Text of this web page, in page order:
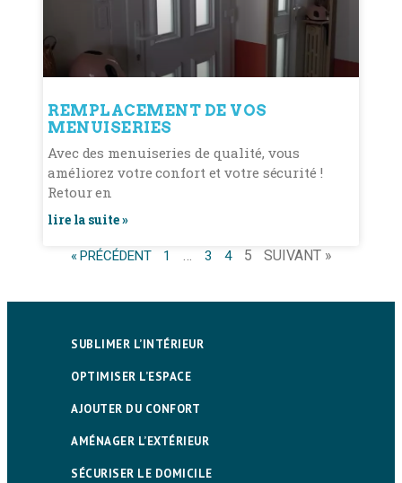
REMPLACEMENT DE VOS
MENUISERIES
Avec des menuiseries de qualité, vous
améliorez votre confort et votre sécurité !
Retour en
lire la suite »
« PRÉCÉDENT 1 … 3 4 5 SUIVANT »
SUBLIMER L’INTÉRIEUR
OPTIMISER L’ESPACE
AJOUTER DU CONFORT
AMÉNAGER L’EXTÉRIEUR
SÉCURISER LE DOMICILE